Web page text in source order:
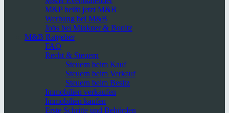
M&P heißt jetzt M&B
Werbung bei M&B
Jobs bei Minkner & Bonitz
M&B Ratgeber
FAQ
Recht & Steuern
Steuern beim Kauf
Steuern beim Verkauf
Steuern beim Besitz
Immobilien verkaufen
Immobilien kaufen
Erste Schritte und Behörden